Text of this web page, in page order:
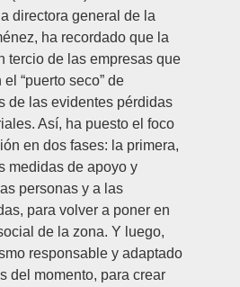
directora general de la
, ha recordado que la
tercio de las empresas que
“puerto seco” de
de las evidentes pérdidas
Así, ha puesto el foco
en dos fases: la primera,
medidas de apoyo y
personas y a las
para volver a poner en
de la zona. Y luego,
responsable y adaptado
del momento, para crear